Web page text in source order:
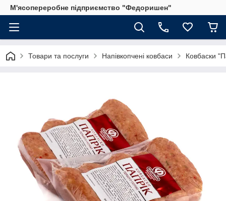
М'ясопереробне підприємство "Федоришен"
Товари та послуги Напівкопчені ковбаси Ковбаски